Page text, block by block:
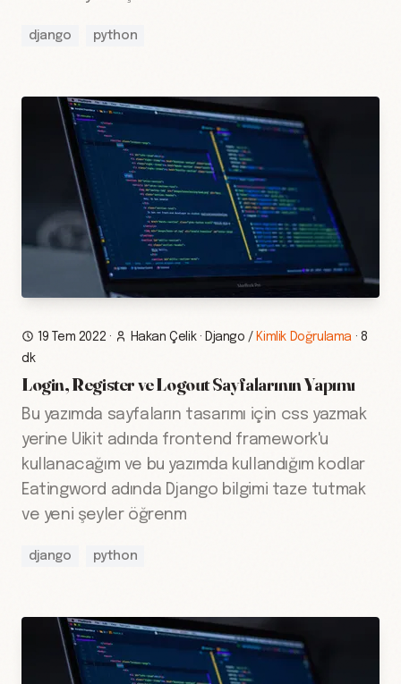
django python
19 Tem 2022 · Hakan Çelik· Django / Kimlik Doğrulama · 8
dk
Login, Register ve Logout Sayfalarının Yapımı
Bu yazımda sayfaların tasarımı için css yazmak
yerine Uikit adında frontend framework'u
kullanacağım ve bu yazımda kullandığım kodlar
Eatingword adında Django bilgimi taze tutmak
ve yeni şeyler öğrenm
django python